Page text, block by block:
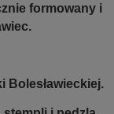
formowany i
Bolesławieckiej.